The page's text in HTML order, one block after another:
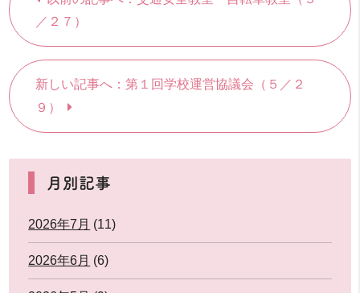
／２７）
新しい記事へ：第１回学校運営協議会（５／２
９）
月別記事
2026年7月 (11)
2026年6月 (6)